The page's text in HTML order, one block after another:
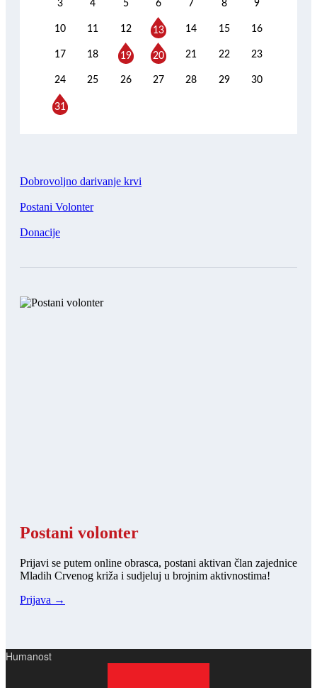
3 4 5 6 7 8 9
10 11 12 13 14 15 16
17 18 19 20 21 22 23
24 25 26 27 28 29 30
31
Dobrovoljno darivanje krvi
Postani Volonter
Donacije
Postani volonter
Prijavi se putem online obrasca, postani aktivan član zajednice
Mladih Crvenog križa i sudjeluj u brojnim aktivnostima!
Prijava →
Humanost